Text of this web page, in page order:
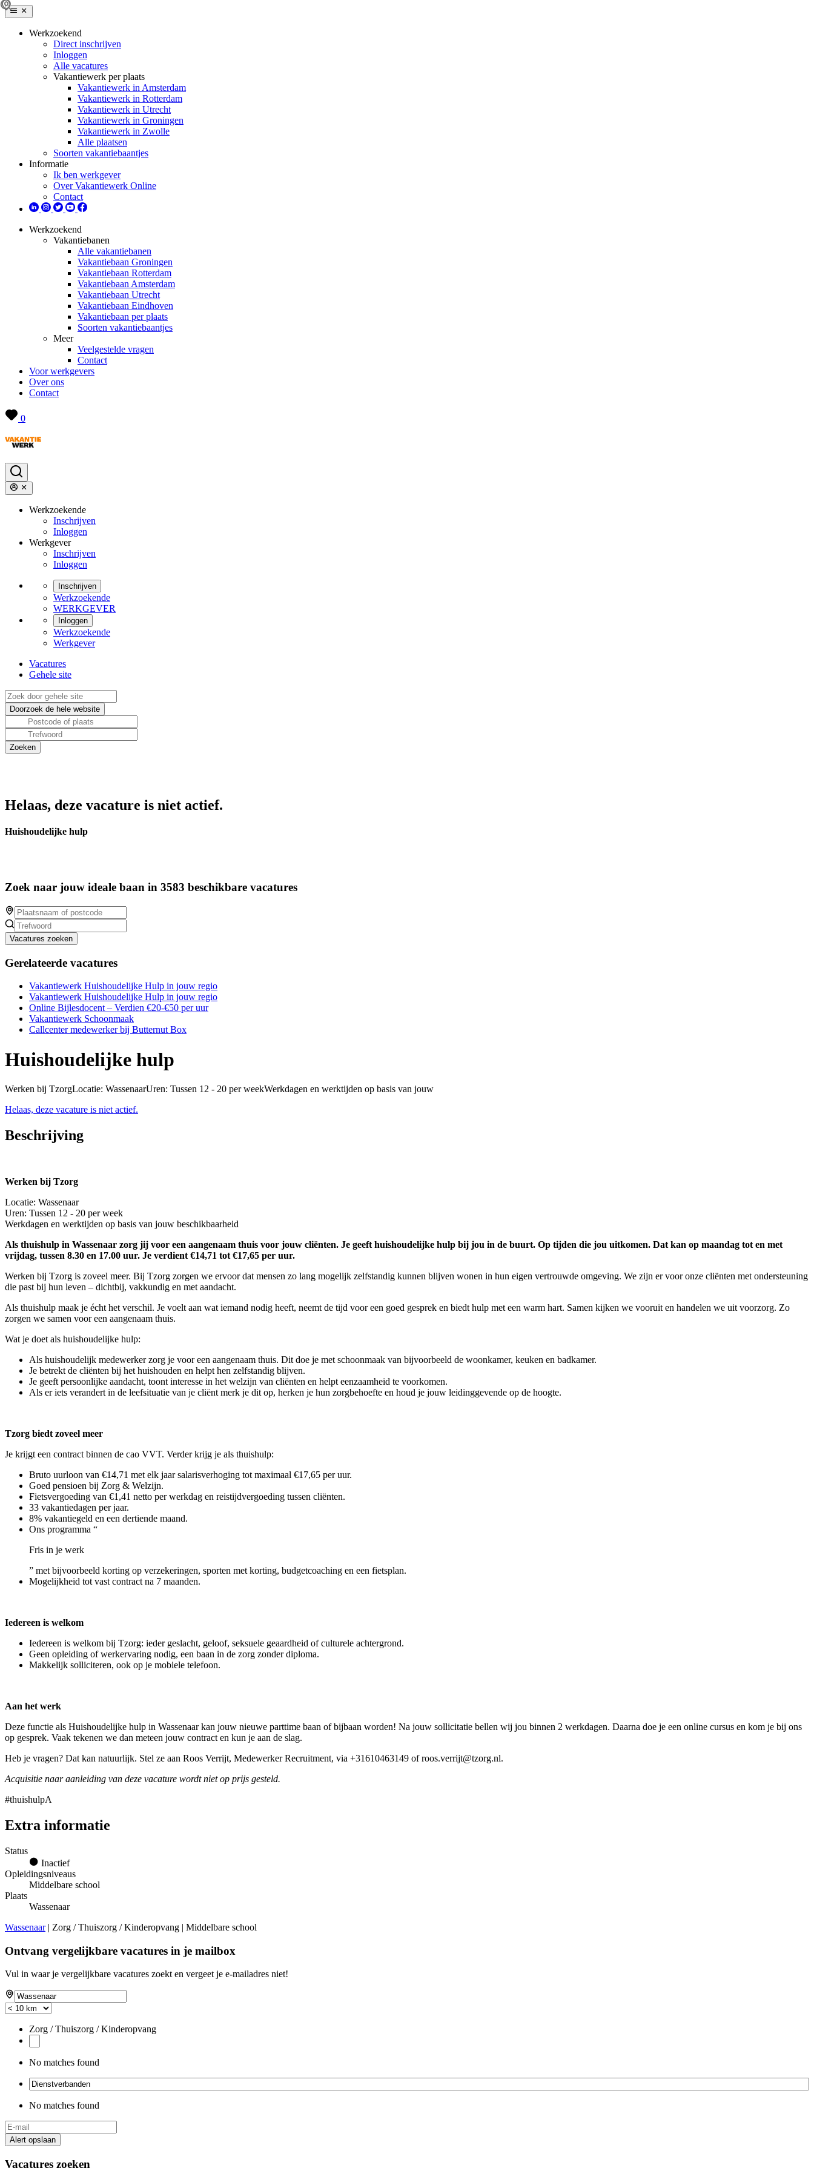
Werkzoekend
Direct inschrijven
Inloggen
Alle vacatures
Vakantiewerk per plaats
Vakantiewerk in Amsterdam
Vakantiewerk in Rotterdam
Vakantiewerk in Utrecht
Vakantiewerk in Groningen
Vakantiewerk in Zwolle
Alle plaatsen
Soorten vakantiebaantjes
Informatie
Ik ben werkgever
Over Vakantiewerk Online
Contact
Werkzoekend
Vakantiebanen
Alle vakantiebanen
Vakantiebaan Groningen
Vakantiebaan Rotterdam
Vakantiebaan Amsterdam
Vakantiebaan Utrecht
Vakantiebaan Eindhoven
Vakantiebaan per plaats
Soorten vakantiebaantjes
Meer
Veelgestelde vragen
Contact
Voor werkgevers
Over ons
Contact
0
Werkzoekende
Inschrijven
Inloggen
Werkgever
Inschrijven
Inloggen
Inschrijven
Werkzoekende
WERKGEVER
Inloggen
Werkzoekende
Werkgever
Vacatures
Gehele site
Helaas, deze vacature is niet actief.
Huishoudelijke hulp
Zoek naar jouw ideale baan in 3583 beschikbare vacatures
Vacatures zoeken
Gerelateerde vacatures
Vakantiewerk Huishoudelijke Hulp in jouw regio
Vakantiewerk Huishoudelijke Hulp in jouw regio
Online Bijlesdocent – Verdien €20-€50 per uur
Vakantiewerk Schoonmaak
Callcenter medewerker bij Butternut Box
Huishoudelijke hulp
Werken bij TzorgLocatie: WassenaarUren: Tussen 12 - 20 per weekWerkdagen en werktijden op basis van jouw
Helaas, deze vacature is niet actief.
Beschrijving
Werken bij Tzorg
Locatie: Wassenaar
Uren: Tussen 12 - 20 per week
Werkdagen en werktijden op basis van jouw beschikbaarheid
Als thuishulp in Wassenaar zorg jij voor een aangenaam thuis voor jouw cliënten. Je geeft huishoudelijke hulp bij jou in de buurt. Op tijden die jou uitkomen. Dat kan op maandag tot en met
vrijdag, tussen 8.30 en 17.00 uur. Je verdient €14,71 tot €17,65 per uur.
Werken bij Tzorg is zoveel meer. Bij Tzorg zorgen we ervoor dat mensen zo lang mogelijk zelfstandig kunnen blijven wonen in hun eigen vertrouwde omgeving. We zijn er voor onze cliënten met ondersteuning
die past bij hun leven – dichtbij, vakkundig en met aandacht.
Als thuishulp maak je écht het verschil. Je voelt aan wat iemand nodig heeft, neemt de tijd voor een goed gesprek en biedt hulp met een warm hart. Samen kijken we vooruit en handelen we uit voorzorg. Zo
zorgen we samen voor een aangenaam thuis.
Wat je doet als huishoudelijke hulp:
Als huishoudelijk medewerker zorg je voor een aangenaam thuis. Dit doe je met schoonmaak van bijvoorbeeld de woonkamer, keuken en badkamer.
Je betrekt de cliënten bij het huishouden en helpt hen zelfstandig blijven.
Je geeft persoonlijke aandacht, toont interesse in het welzijn van cliënten en helpt eenzaamheid te voorkomen.
Als er iets verandert in de leefsituatie van je cliënt merk je dit op, herken je hun zorgbehoefte en houd je jouw leidinggevende op de hoogte.
Tzorg biedt zoveel meer
Je krijgt een contract binnen de cao VVT. Verder krijg je als thuishulp:
Bruto uurloon van €14,71 met elk jaar salarisverhoging tot maximaal €17,65 per uur.
Goed pensioen bij Zorg & Welzijn.
Fietsvergoeding van €1,41 netto per werkdag en reistijdvergoeding tussen cliënten.
33 vakantiedagen per jaar.
8% vakantiegeld en een dertiende maand.
Ons programma “
Fris in je werk
” met bijvoorbeeld korting op verzekeringen, sporten met korting, budgetcoaching en een fietsplan.
Mogelijkheid tot vast contract na 7 maanden.
Iedereen is welkom
Iedereen is welkom bij Tzorg: ieder geslacht, geloof, seksuele geaardheid of culturele achtergrond.
Geen opleiding of werkervaring nodig, een baan in de zorg zonder diploma.
Makkelijk solliciteren, ook op je mobiele telefoon.
Aan het werk
Deze functie als Huishoudelijke hulp in Wassenaar kan jouw nieuwe parttime baan of bijbaan worden! Na jouw sollicitatie bellen wij jou binnen 2 werkdagen. Daarna doe je een online cursus en kom je bij ons
op gesprek. Vaak tekenen we dan meteen jouw contract en kun je aan de slag.
Heb je vragen? Dat kan natuurlijk. Stel ze aan Roos Verrijt, Medewerker Recruitment, via +31610463149 of roos.verrijt@tzorg.nl.
Acquisitie naar aanleiding van deze vacature wordt niet op prijs gesteld.
#thuishulpA
Extra informatie
Status
Inactief
Opleidingsniveaus
Middelbare school
Plaats
Wassenaar
Wassenaar| Zorg / Thuiszorg / Kinderopvang | Middelbare school
Ontvang vergelijkbare vacatures in je mailbox
Vul in waar je vergelijkbare vacatures zoekt en vergeet je e-mailadres niet!
Zorg / Thuiszorg / Kinderopvang
No matches found
No matches found
Alert opslaan
Vacatures zoeken